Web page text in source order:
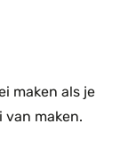
maken als je
van maken.